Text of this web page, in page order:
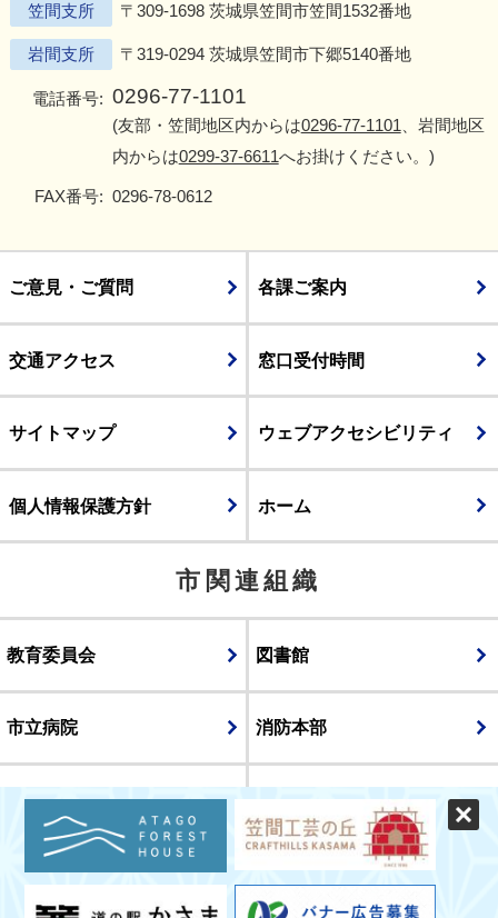
笠間支所 〒309-1698 茨城県笠間市笠間1532番地
岩間支所 〒319-0294 茨城県笠間市下郷5140番地
電話番号: 0296-77-1101
(友部・笠間地区内からは0296-77-1101 、岩間地区
内からは0299-37-6611へお掛けください。)
FAX番号: 0296-78-0612
ご意見・ご質問 各課ご案内
交通アクセス 窓口受付時間
サイトマップ ウェブアクセシビリティ
個人情報保護方針 ホーム
市関連組織
教育委員会 図書館
市立病院 消防本部
議会
表示 スマートフォン版 パソコン版